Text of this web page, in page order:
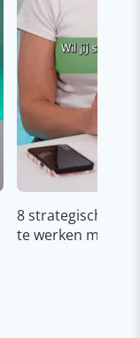
8 strategische
te werken met